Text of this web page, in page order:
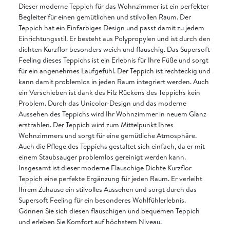
Dieser moderne Teppich für das Wohnzimmer ist ein perfekter
Begleiter für einen gemütlichen und stilvollen Raum. Der
Teppich hat ein Einfarbiges Design und passt damit zu jedem
Einrichtungsstil. Er besteht aus Polypropylen und ist durch den
dichten Kurzflor besonders weich und flauschig. Das Supersoft
Feeling dieses Teppichs ist ein Erlebnis für Ihre Füße und sorgt
für ein angenehmes Laufgefühl. Der Teppich ist rechteckig und
kann damit problemlos in jeden Raum integriert werden. Auch
ein Verschieben ist dank des Filz Rückens des Teppichs kein
Problem. Durch das Unicolor-Design und das moderne
Aussehen des Teppichs wird Ihr Wohnzimmer in neuem Glanz
erstrahlen. Der Teppich wird zum Mittelpunkt Ihres
Wohnzimmers und sorgt für eine gemütliche Atmosphäre.
Auch die Pflege des Teppichs gestaltet sich einfach, da er mit
einem Staubsauger problemlos gereinigt werden kann.
Insgesamt ist dieser moderne Flauschige Dichte Kurzflor
Teppich eine perfekte Ergänzung für jeden Raum. Er verleiht
Ihrem Zuhause ein stilvolles Aussehen und sorgt durch das
Supersoft Feeling für ein besonderes Wohlfühlerlebnis.
Gönnen Sie sich diesen flauschigen und bequemen Teppich
und erleben Sie Komfort auf höchstem Niveau.